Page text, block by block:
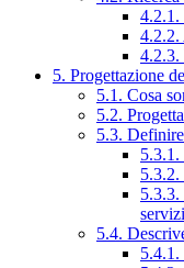
4.2.1.
4.2.2.
4.2.3.
5. Progettazione
5.1. Cosa
5.2.
5.3.
5.3.2.
5.4.
5.4.1.